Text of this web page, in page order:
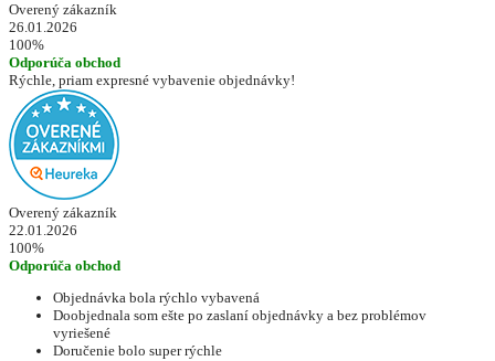
Overený zákazník
26.01.2026
100%
Odporúča obchod
Rýchle, priam expresné vybavenie objednávky!
Overený zákazník
22.01.2026
100%
Odporúča obchod
Objednávka bola rýchlo vybavená
Doobjednala som ešte po zaslaní objednávky a bez problémov
vyriešené
Doručenie bolo super rýchle